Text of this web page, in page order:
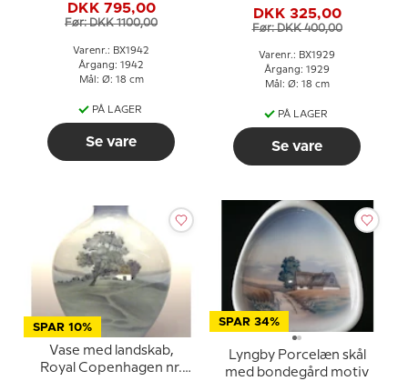
DKK 795,00
Før: DKK 1100,00
Varenr.: BX1942
Årgang: 1942
Mål: Ø: 18 cm
PÅ LAGER
Se vare
DKK 325,00
Før: DKK 400,00
Varenr.: BX1929
Årgang: 1929
Mål: Ø: 18 cm
PÅ LAGER
Se vare
SPAR 10%
Vase med landskab,
Royal Copenhagen nr.
SPAR 34%
Lyngby Porcelæn skål
med bondegård motiv